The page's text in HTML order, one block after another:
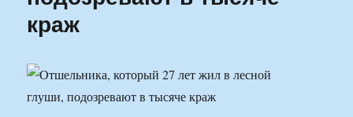
краж